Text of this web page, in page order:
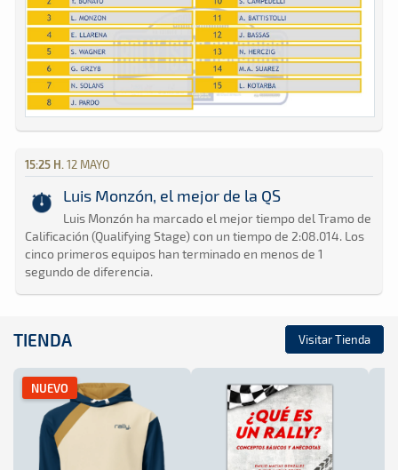
15:25 H. 12 MAYO
Luis Monzón, el mejor de la QS
Luis Monzón ha marcado el mejor tiempo del Tramo de
Calificación (Qualifying Stage) con un tiempo de 2:08.014. Los
cinco primeros equipos han terminado en menos de 1
segundo de diferencia.
TIENDA Visitar Tienda
NUEVO